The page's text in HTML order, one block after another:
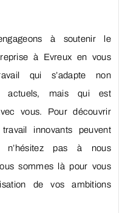
à soutenir le
à Evreux en vous
qui s’adapte non
actuels, mais qui est
vous. Pour découvrir
innovants peuvent
n’hésitez pas à nous
sommes là pour vous
de vos ambitions